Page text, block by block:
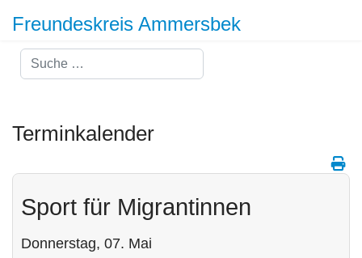
Freundeskreis Ammersbek
Suchen
Terminkalender
Sport für Migrantinnen
Donnerstag, 07. Mai